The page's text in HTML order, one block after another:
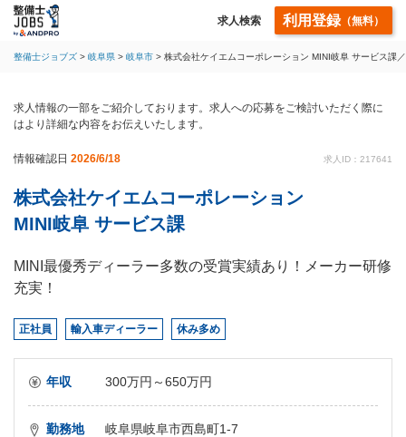
求人検索 利用登録（無料）
整備士ジョブズ 岐阜県 岐阜市 株式会社ケイエムコーポレーション MINI岐阜 サービス課
求人情報の一部をご紹介しております。求人への応募をご検討いただく際に
はより詳細な内容をお伝えいたします。
情報確認日 2026/6/18 求人ID：217641
株式会社ケイエムコーポレーション
MINI岐阜 サービス課
MINI最優秀ディーラー多数の受賞実績あり！メーカー研修
充実！
正社員 輸入車ディーラー 休み多め
年収 300万円～650万円
勤務地 岐阜県岐阜市西島町1-7